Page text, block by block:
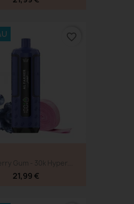
Gum - 30k Hyper...
21,99 €
favorite_border